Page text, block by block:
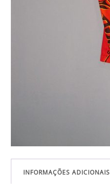
INFORMAÇÕES ADICIONAIS